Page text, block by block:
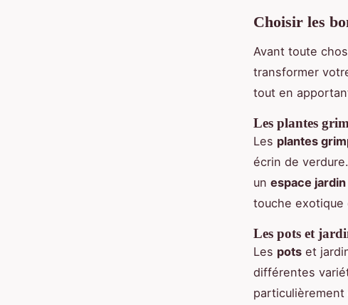
Choisir les
Avant toute
transformer
tout en
Les plantes
Les plantes
écrin de
un espace jardin
touche exotique
Les pots et
Les pots et
différentes